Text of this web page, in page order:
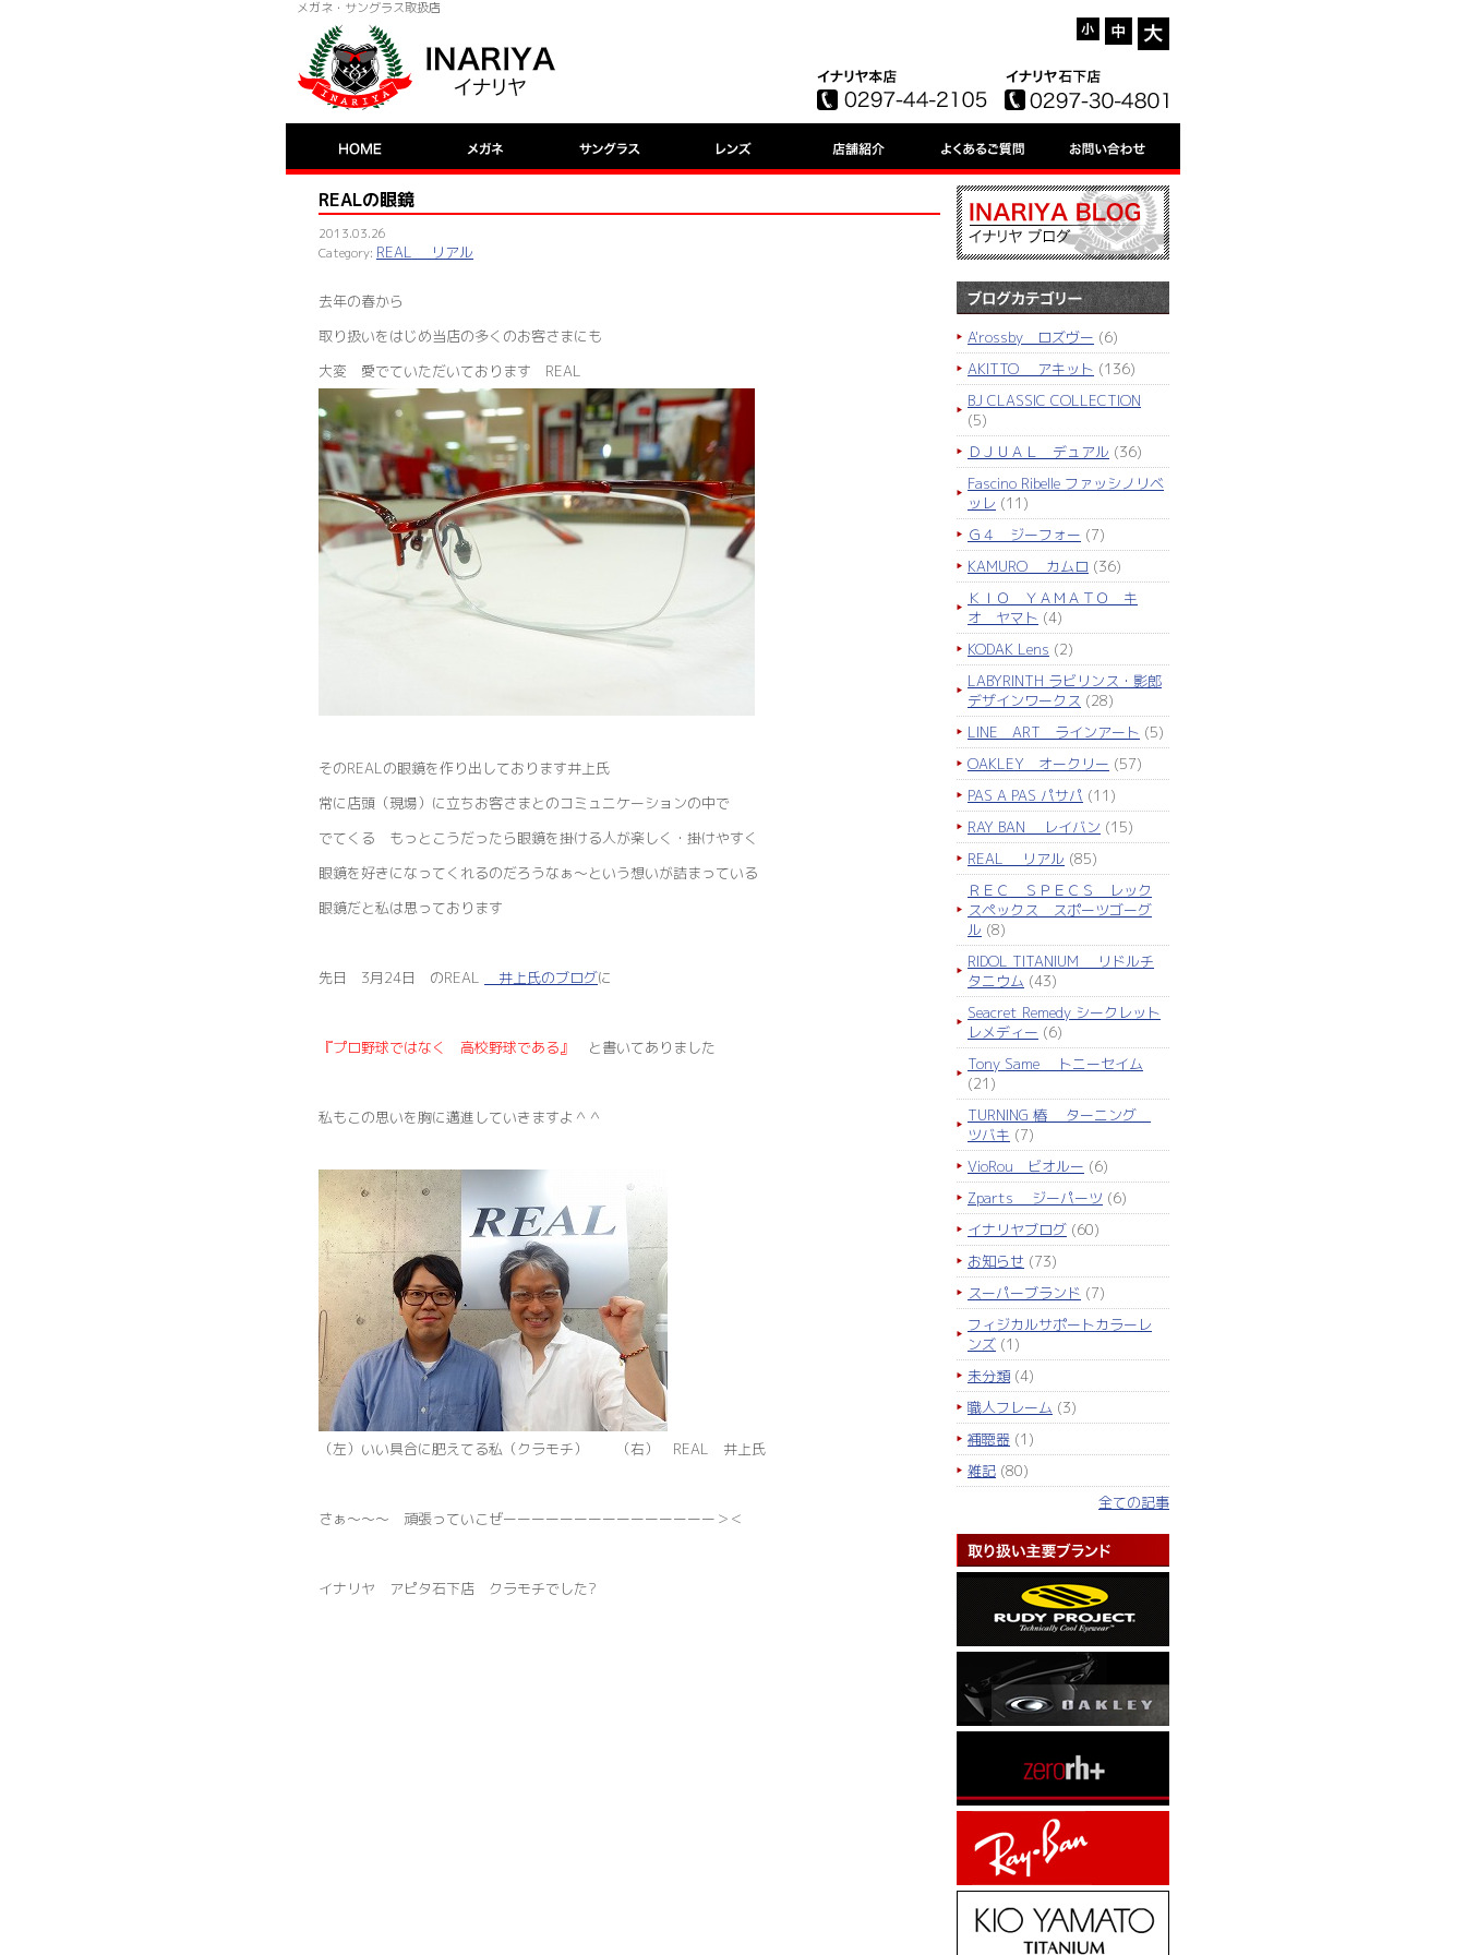
メガネ・サングラス取扱店
REALの眼鏡
2013.03.26
REAL リアル
去年の春から
取り扱いをはじめ当店の多くのお客さまにも
大変 愛でていただいております REAL
そのREALの眼鏡を作り出しております井上氏
常に店頭（現場）に立ちお客さまとのコミュニケーションの中で
でてくる もっとこうだったら眼鏡を掛ける人が楽しく・掛けやすく
眼鏡を好きになってくれるのだろうなぁ～という想いが詰まっている
眼鏡だと私は思っております
先日 3月24日 のREAL 井上氏のブログに
『プロ野球ではなく 高校野球である』 と書いてありました
私もこの思いを胸に邁進していきますよ＾＾
（左）いい具合に肥えてる私（クラモチ） （右） REAL 井上氏
さぁ～～～ 頑張っていこぜーーーーーーーーーーーーーーー＞＜
イナリヤ アピタ石下店 クラモチでした?
A'rossby ロズヴー (6)
AKITTO アキット (136)
BJ CLASSIC COLLECTION
(5)
ＤＪＵＡＬ デュアル (36)
Fascino Ribelle ファッシノリベ
ッレ (11)
Ｇ４ ジーフォー (7)
KAMURO カムロ (36)
ＫＩＯ ＹＡＭＡＴＯ キ
オ ヤマト (4)
KODAK Lens (2)
LABYRINTH ラビリンス・影郎
デザインワークス (28)
LINE ART ラインアート (5)
OAKLEY オークリー (57)
PAS A PAS パサパ (11)
RAY BAN レイバン (15)
REAL リアル (85)
ＲＥＣ ＳＰＥＣＳ レック
スペックス スポーツゴーグ
ル (8)
RIDOL TITANIUM リドルチ
タニウム (43)
Seacret Remedy シークレット
レメディー (6)
Tony Same トニーセイム
(21)
TURNING 椿 ターニング
ツバキ (7)
VioRou ビオルー (6)
Zparts ジーパーツ (6)
イナリヤブログ (60)
お知らせ (73)
スーパーブランド (7)
フィジカルサポートカラーレ
ンズ (1)
未分類 (4)
職人フレーム (3)
補聴器 (1)
雑記 (80)
全ての記事